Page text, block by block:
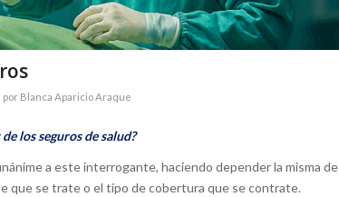
por Blanca Aparicio Araque
los seguros de salud?
a este interrogante, haciendo depender la misma de
que se trate o el tipo de cobertura que se contrate.